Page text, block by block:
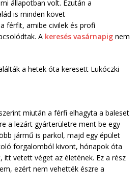
állapotban volt. Ezután a
is minden követ
a férfit, amibe civilek és profi
A keresés vasárnapig nem
a hetek óta keresett Lukóczki
miután a férfi elhagyta a baleset
a lezárt gyárterületre ment be egy
jármű is parkol, majd egy épület
forgalomból kivont, hónapok óta
vetett véget az életének. Ez a rész
ezért nem vehették észre a